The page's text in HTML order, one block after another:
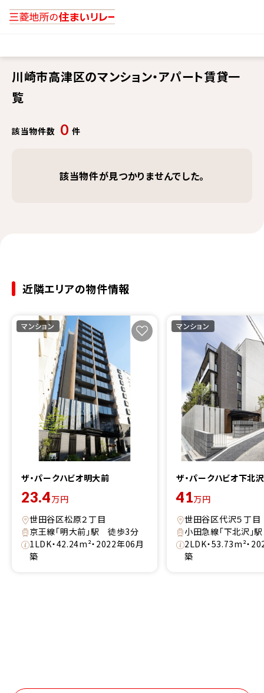
川崎市高津区のマンション・アパート賃貸一
覧
該当物件数 0 件
該当物件が見つかりませんでした。
近隣エリアの物件情報
マンション
ザ・パークハビオ明大前
23.4万円
世田谷区松原２丁目
京王線「明大前」駅 徒歩3分
1LDK・42.24m²・2022年06月
築
マンション
ザ・パークハビオ下北沢
41万円
世田谷区代沢５丁目
小田急線「下北沢
2LDK・53.73m²・
築